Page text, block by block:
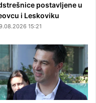
postavljene u
i Leskoviku
15:21